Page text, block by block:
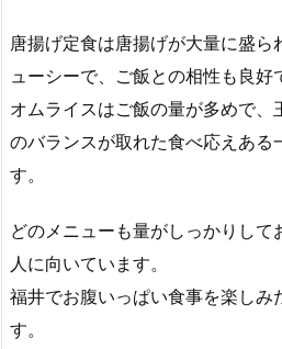
唐揚げ定食は唐揚げが大量に盛ら
ューシーで、ご飯との相性も良好
オムライスはご飯の量が多めで、
のバランスが取れた食べ応えある
す。
どのメニューも量がしっかりして
人に向いています。
福井でお腹いっぱい食事を楽しみ
す。